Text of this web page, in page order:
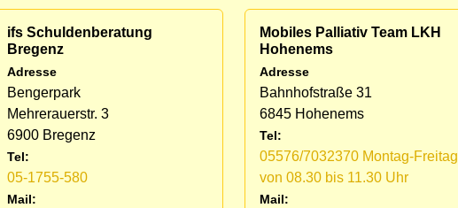
ifs Schuldenberatung
Bregenz
Adresse
Bengerpark
Mehrerauerstr. 3
6900 Bregenz
Tel:
05-1755-580
Mail:
Mobiles Palliativ Team LKH
Hohenems
Adresse
Bahnhofstraße 31
6845 Hohenems
Tel:
05576/7032370 Montag-Freitag
von 08.30 bis 11.30 Uhr
Mail: